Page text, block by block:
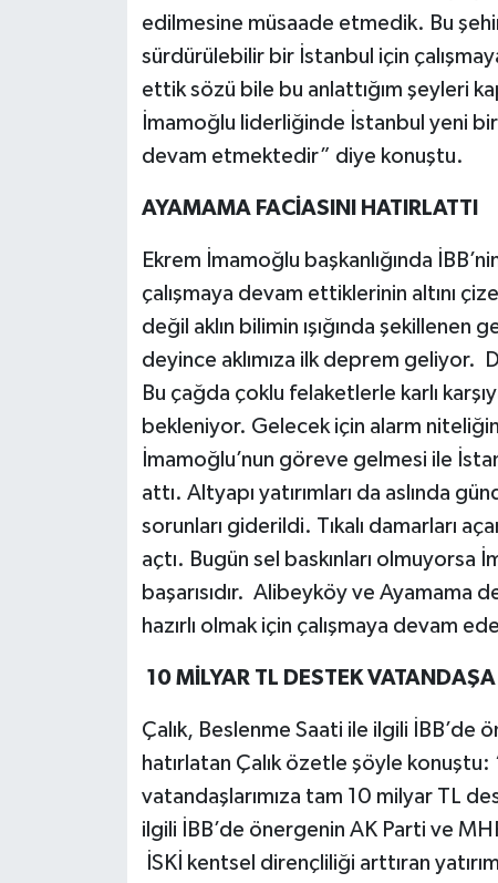
edilmesine müsaade etmedik. Bu
sürdürülebilir bir İstanbul için
ettik sözü bile bu anlattığım şeyleri
İmamoğlu liderliğinde İstanbul yeni
devam etmektedir” diye konuştu.
AYAMAMA FACİASINI HATIRLATTI
Ekrem İmamoğlu başkanlığında
çalışmaya devam ettiklerinin altını
değil aklın bilimin ışığında
deyince aklımıza ilk deprem geliyor.
Bu çağda çoklu felaketlerle karlı
bekleniyor. Gelecek için alarm
İmamoğlu’nun göreve gelmesi ile
attı. Altyapı yatırımları da aslında
sorunları giderildi. Tıkalı damarları
açtı. Bugün sel baskınları olmuyorsa
başarısıdır. Alibeyköy ve Ayamama
hazırlı olmak için çalışmaya devam
10 MİLYAR TL DESTEK VATANDAŞA
Çalık, Beslenme Saati ile ilgili
hatırlatan Çalık özetle şöyle konuştu:
vatandaşlarımıza tam 10 milyar TL
ilgili İBB’de önergenin AK Parti ve
İSKİ kentsel dirençliliği arttıran